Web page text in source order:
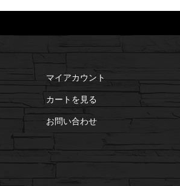
マイアカウント
カートを見る
お問い合わせ